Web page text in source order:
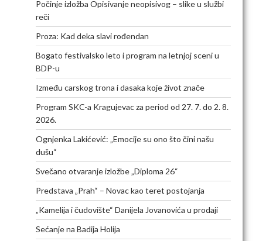
Počinje izložba Opisivanje neopisivog – slike u službi
reči
Proza: Kad deka slavi rođendan
Bogato festivalsko leto i program na letnjoj sceni u
BDP-u
Između carskog trona i dasaka koje život znače
Program SKC-a Kragujevac za period od 27. 7. do 2. 8.
2026.
Ognjenka Lakićević: „Emocije su ono što čini našu
dušu“
Svečano otvaranje izložbe „Diploma 26“
Predstava „Prah“ – Novac kao teret postojanja
„Kamelija i čudovište“ Danijela Jovanovića u prodaji
Sećanje na Badija Holija